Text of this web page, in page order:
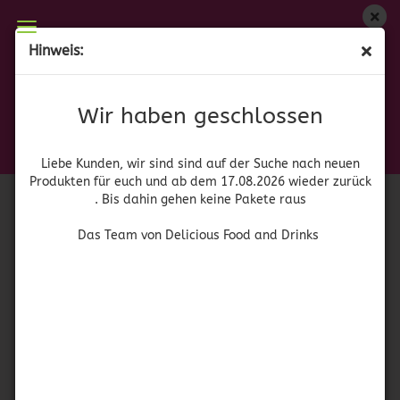
Hinweis:
Wir haben geschlossen
Liebe Kunden, wir sind sind auf der Suche nach neuen
Produkten für euch und ab dem 17.08.2026 wieder zurück
. Bis dahin gehen keine Pakete raus
Das Team von Delicious Food and Drinks
Wir haben geschlossen
zurück. Bis dahin gehen keine Pakete raus
Das Team von Delicious Food and Drinks
52949)